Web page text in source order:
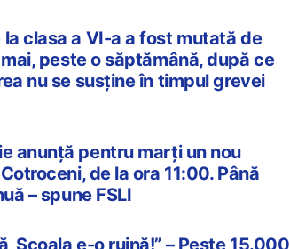
la clasa a VI-a a fost mutată de
peste o săptămână, după ce
nu se susține în timpul grevei
anunță pentru marți un nou
de la ora 11:00. Până
– spune FSLI
Școala e-o ruină!” – Peste 15.000